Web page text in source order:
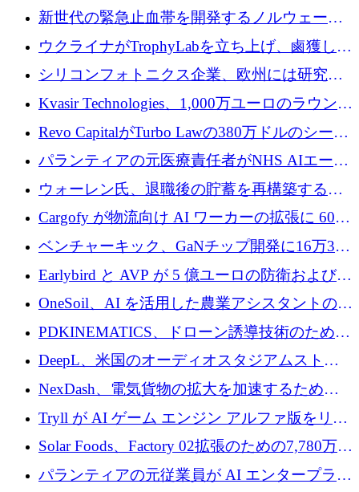
億ユーロの防衛および二重用途成長基金EDM
を開始、ヨーロッパのシリコンフォトニクス
に警告
新世代の緊急止血帯を開発するノルウェーの
スタートアップ企業を紹介する
ウクライナがTrophyLabを立ち上げ、鹵獲した
ロシア兵器を戦場の研究開発プラットフォー
ムに変える
シリコンフォトニクス企業、欧州には研究を
商業的に成功させるためのインフラが不足し
Kvasir Technologies、1,000万ユーロのラウンド
で成長を促進
Revo CapitalがTurbo Lawの380万ドルのシード
ラウンドを主導し、訴訟プラットフォームを
パランティアの元医療責任者がNHS AIエージ
ェントの立ち上げに1,000万ポンドを調達
ウォーレン氏、退職後の貯蓄を再構築するた
めに1,000万ユーロを調達
Cargofy が物流向け AI ワーカーの拡張に 600
万ドルを獲得
ベンチャーキック、GaNチップ開発に16万3千
ユーロでMinisaを支援
Earlybird と AVP が 5 億ユーロの防衛および二
重用途の成長基金である E2D を立ち上げる
OneSoil、AI を活用した農業アシスタントの拡
大に​​ 100 万ユーロを確保
PDKINEMATICS、ドローン誘導技術のために
200 万ユーロを調達
DeepL、米国のオーディオスタジアムストリ
ーミング事業Mixhaloを買収
NexDash、電気貨物の拡大を加速するために
EIT Urban Mobilityから250万ユーロを確保
Tryll が AI ゲーム エンジン アルファ版をリリ
ースし、60 万ドルのプレシード資金を確保
Solar Foods、Factory 02拡張のための7,780万ユ
ーロの資金調達パッケージを獲得
パランティアの元従業員が AI エンタープライ